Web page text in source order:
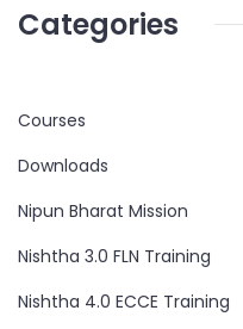
Categories
Courses
Downloads
Nipun Bharat Mission
Nishtha 3.0 FLN Training
Nishtha 4.0 ECCE Training